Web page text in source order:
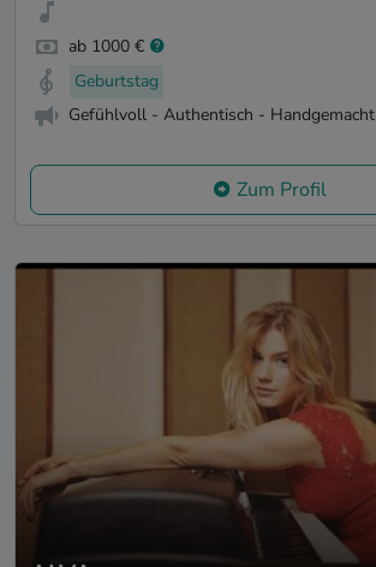
ab 1000 €
Geburtstag
Gefühlvoll - Authentisch - Handgemacht
Zum Profil